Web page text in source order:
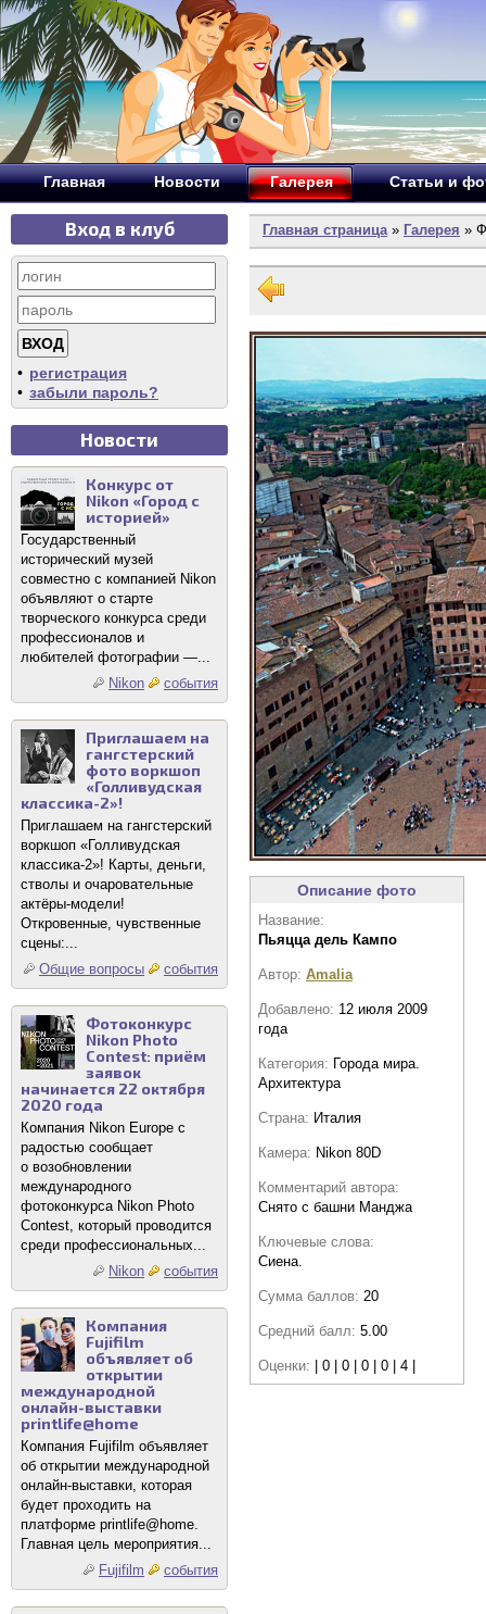
Главная Новости Галерея Статьи и
Вход в клуб
• регистрация
• забыли пароль?
Новости
Конкурс от
Nikon «Город с
историей»
Государственный
исторический музей
совместно с компанией Nikon
объявляют о старте
творческого конкурса среди
профессионалов и
любителей фотографии —...
Nikon
события
Приглашаем на
гангстерский
фото воркшоп
«Голливудская
классика-2»!
Приглашаем на гангстерский
воркшоп «Голливудская
классика-2»! Карты, деньги,
стволы и очаровательные
актёры-модели!
Откровенные, чувственные
сцены:...
Общие вопросы
события
Фотоконкурс
Nikon Photo
Contest: приём
заявок
начинается 22 октября
2020 года
Компания Nikon Europe с
радостью сообщает
о возобновлении
международного
фотоконкурса Nikon Photo
Contest, который проводится
среди профессиональных...
Nikon
события
Компания
Fujifilm
объявляет об
открытии
международной
онлайн-выставки
printlife@home
Компания Fujifilm объявляет
об открытии международной
онлайн-выставки, которая
будет проходить на
платформе printlife@home.
Главная цель мероприятия...
Fujifilm
события
Главная страница» Галерея »
Описание фото
Название:
Пьяцца дель Кампо
Автор: Amalia
Добавлено: 12 июля 2009
года
Категория: Города мира.
Архитектура
Страна: Италия
Камера: Nikon 80D
Комментарий автора:
Снято с башни Манджа
Ключевые слова:
Сиена.
Сумма баллов: 20
Средний балл: 5.00
Оценки: | 0 | 0 | 0 | 0 | 4 |